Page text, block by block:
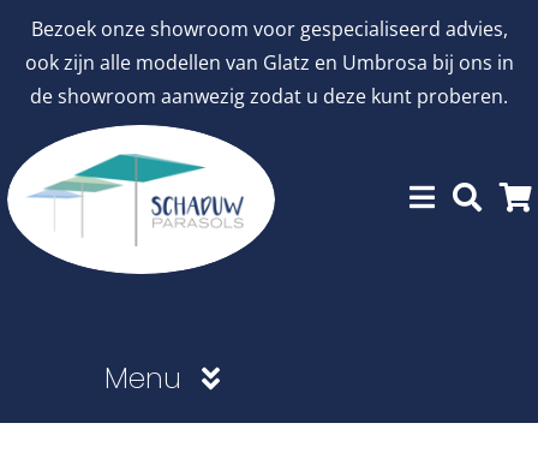
Bezoek onze showroom voor gespecialiseerd advies,
ook zijn alle modellen van Glatz en Umbrosa bij ons in
de showroom aanwezig zodat u deze kunt proberen.
inhoud
Menu